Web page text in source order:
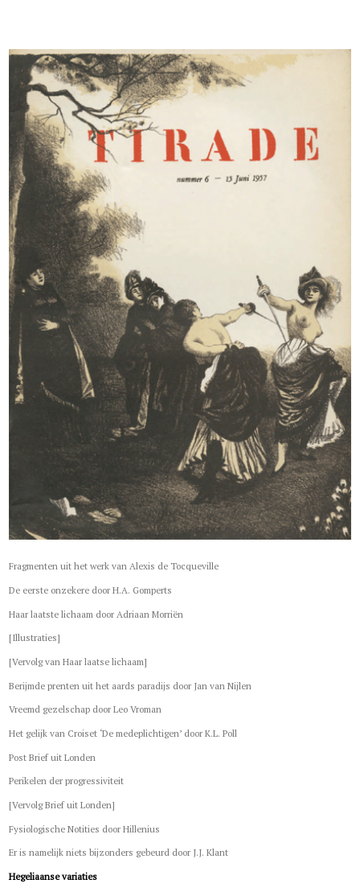
Fragmenten uit het werk van Alexis de Tocqueville
De eerste onzekere door H.A. Gomperts
Haar laatste lichaam door Adriaan Morriën
[Illustraties]
[Vervolg van Haar laatse lichaam]
Berijmde prenten uit het aards paradijs door Jan van Nijlen
Vreemd gezelschap door Leo Vroman
Het gelijk van Croiset ‘De medeplichtigen’ door K.L. Poll
Post Brief uit Londen
Perikelen der progressiviteit
[Vervolg Brief uit Londen]
Fysiologische Notities door Hillenius
Er is namelijk niets bijzonders gebeurd door J.J. Klant
Hegeliaanse variaties